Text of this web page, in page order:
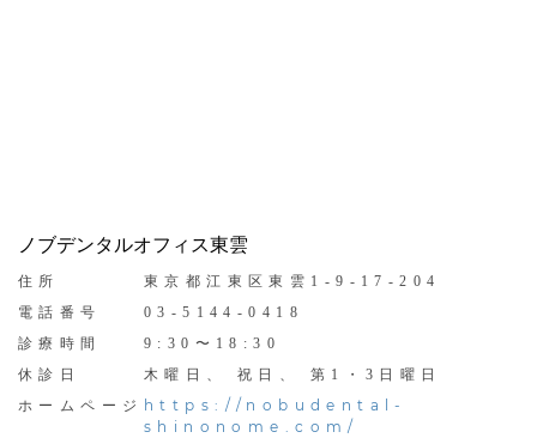
ノブデンタルオフィス東雲
住所
東京都江東区東雲1-9-17-204
電話番号
03-5144-0418
診療時間
9:30〜18:30
休診日
木曜日、 祝日、 第1・3日曜日
ホームページ
https://nobudental-
shinonome.com/